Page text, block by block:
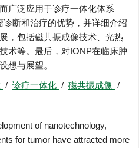
广泛应用于诊疗一体化体系
断和治疗的优势，并详细介绍
，包括磁共振成像技术、光热
术等。最后，对IONP在临床肿
想与展望。
/ 诊疗一体化 / 磁共振成像 /
of nanotechnology,
for tumor have attracted more